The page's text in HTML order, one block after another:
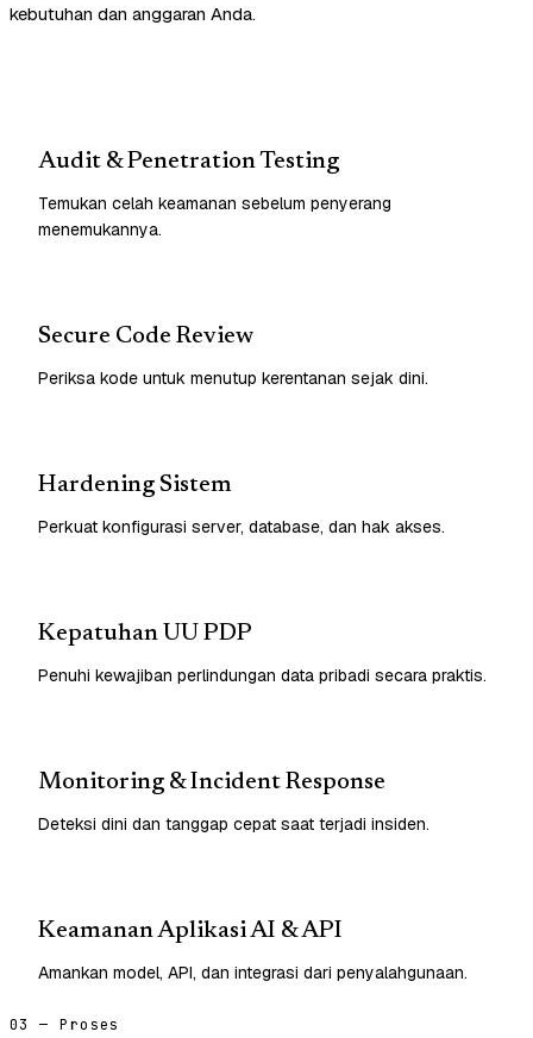
kebutuhan dan anggaran Anda.
Audit & Penetration Testing
Temukan celah keamanan sebelum penyerang
menemukannya.
Secure Code Review
Periksa kode untuk menutup kerentanan sejak dini.
Hardening Sistem
Perkuat konfigurasi server, database, dan hak akses.
Kepatuhan UU PDP
Penuhi kewajiban perlindungan data pribadi secara praktis.
Monitoring & Incident Response
Deteksi dini dan tanggap cepat saat terjadi insiden.
Keamanan Aplikasi AI & API
Amankan model, API, dan integrasi dari penyalahgunaan.
03 — Proses